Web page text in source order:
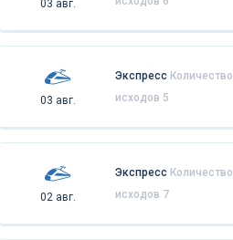
03 авг.
03 авг.
Экспресс Количество
исходов 5
02 авг.
Экспресс Количество
исходов 7